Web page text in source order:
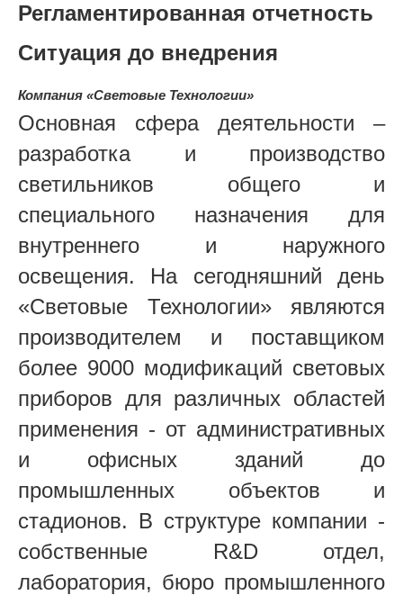
Регламентированная отчетность
Ситуация до внедрения
Компания «Световые Технологии»
Основная сфера деятельности –
разработка и производство
светильников общего и
специального назначения для
внутреннего и наружного
освещения. На сегодняшний день
«Световые Технологии» являются
производителем и поставщиком
более 9000 модификаций световых
приборов для различных областей
применения - от административных
и офисных зданий до
промышленных объектов и
стадионов. В структуре компании -
собственные R&D отдел,
лаборатория, бюро промышленного